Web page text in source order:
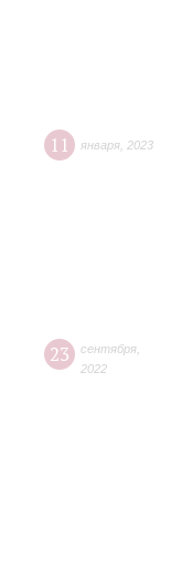
11 января 2023
23 сентября
2022